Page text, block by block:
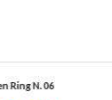
Ring N. 06